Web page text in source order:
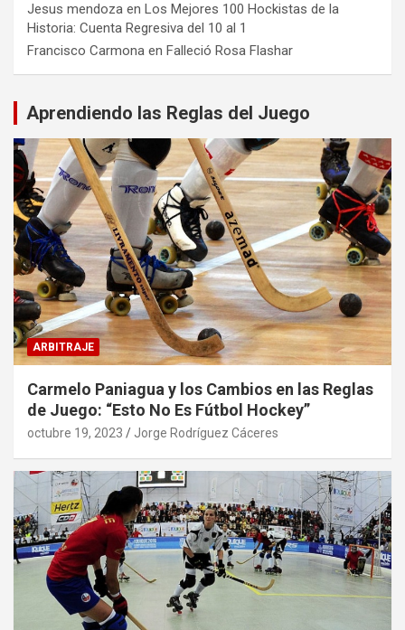
Jesus mendoza en Los Mejores 100 Hockistas de la
Historia: Cuenta Regresiva del 10 al 1
Francisco Carmona en Falleció Rosa Flashar
Aprendiendo las Reglas del Juego
ARBITRAJE
Carmelo Paniagua y los Cambios en las Reglas
de Juego: “Esto No Es Fútbol Hockey”
octubre 19, 2023 Jorge Rodríguez Cáceres